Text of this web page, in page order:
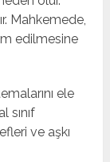
Mahkemede,
edilmesine
ele
sınıf
ve aşkı